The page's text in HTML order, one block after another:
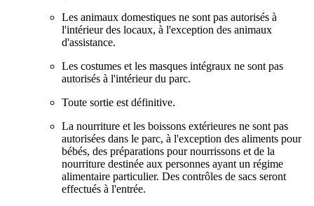
Les animaux domestiques ne sont pas autorisés à
l'intérieur des locaux, à l'exception des animaux
d'assistance.
Les costumes et les masques intégraux ne sont pas
autorisés à l'intérieur du parc.
Toute sortie est définitive.
La nourriture et les boissons extérieures ne sont pas
autorisées dans le parc, à l'exception des aliments pour
bébés, des préparations pour nourrissons et de la
nourriture destinée aux personnes ayant un régime
alimentaire particulier. Des contrôles de sacs seront
effectués à l'entrée.